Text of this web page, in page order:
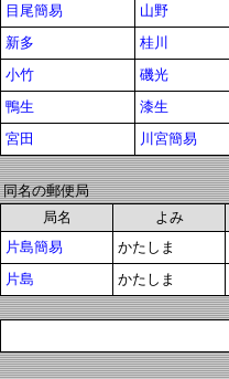
目尾簡易
山野
新多
桂川
小竹
磯光
鴨生
漆生
宮田
川宮簡易
同名の郵便局
局名
よみ
片島簡易
かたしま
片島
かたしま